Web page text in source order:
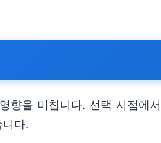
향을 미칩니다. 선택 시점
다.